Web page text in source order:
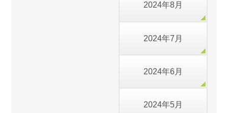
2024年8月
2024年7月
2024年6月
2024年5月